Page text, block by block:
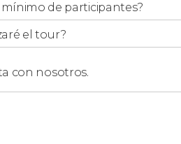
de participantes?
el tour?
con nosotros.